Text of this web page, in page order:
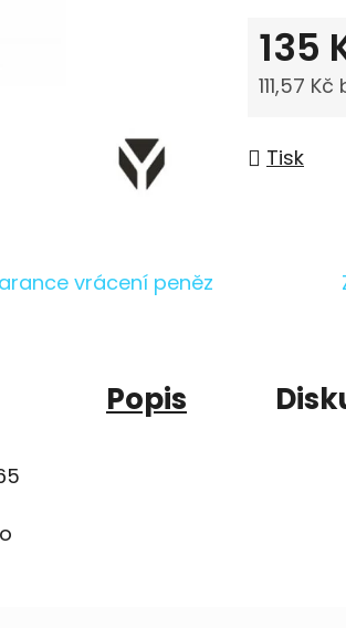
135
111,57
Tisk
vrácení peněz
Popis